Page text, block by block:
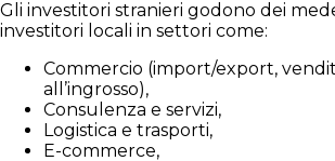
Gli investitori stranieri godono dei
investitori locali in settori come:
Commercio (import/export,
all’ingrosso),
Consulenza e servizi,
Logistica e trasporti,
E-commerce,